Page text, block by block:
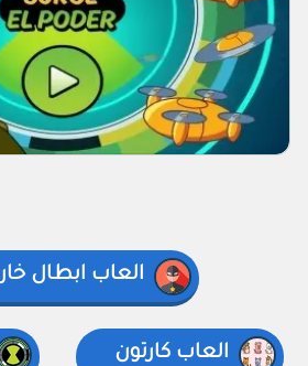
العاب ابطال
العاب كارتون